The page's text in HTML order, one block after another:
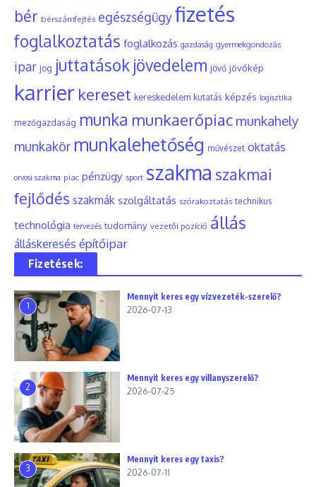
bér bérszámfejtés egészségügyfizetés
foglalkoztatás foglalkozás gazdaság gyermekgondozás
ipar jog juttatások jövedelem jövő jövőkép
karrier kereset kereskedelem kutatás képzés logisztika
mezőgazdaság munka munkaerőpiac munkahely
munkakör munkalehetőség művészet oktatás
orvosi szakma piac pénzügy sport szakma szakmai
fejlődés szakmák szolgáltatás szórakoztatás technikus
technológia tervezés tudomány vezetői pozíció állás
álláskeresés építőipar
Fizetések:
1
Mennyit keres egy vízvezeték-szerelő?
2026-07-13
2
Mennyit keres egy villanyszerelő?
2026-07-25
3
Mennyit keres egy taxis?
2026-07-11